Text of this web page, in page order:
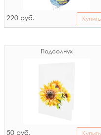
220 руб. Купить
Подсолнух
50 руб. Купить